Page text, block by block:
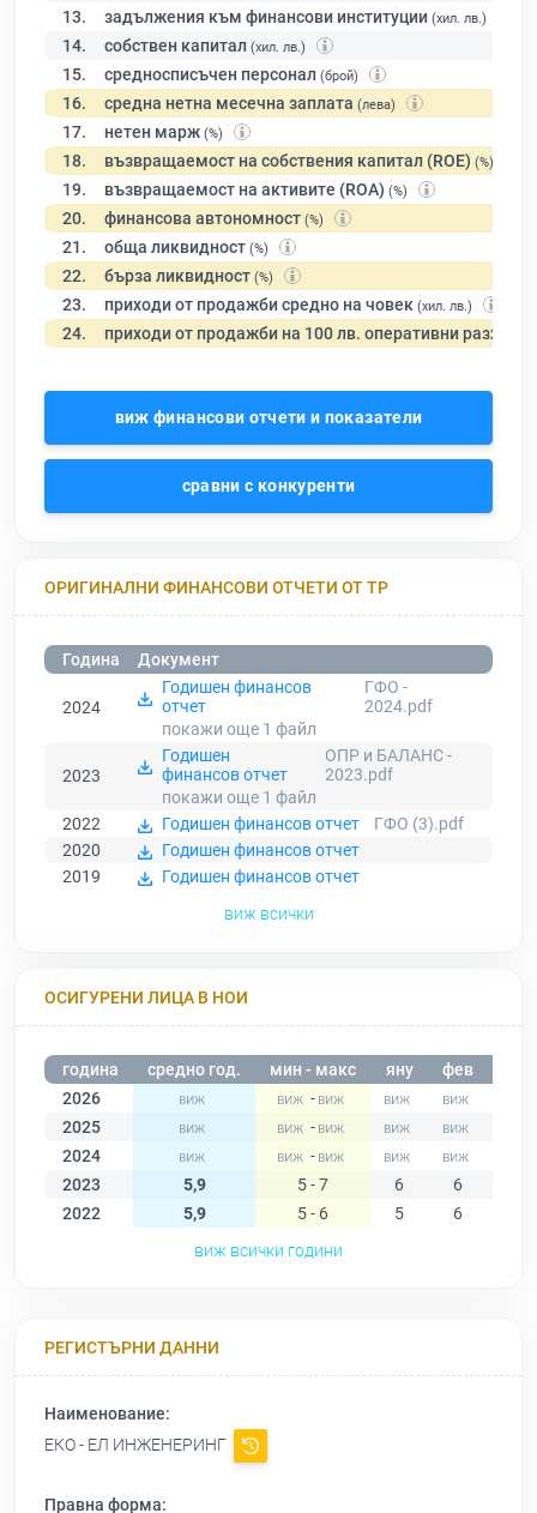
13. задължения към финансови институции (хил. лв.)
14. собствен капитал (хил. лв.)
15. средносписъчен персонал (брой)
16. средна нетна месечна заплата (лева)
17. нетен марж (%)
18. възвращаемост на собствения капитал (ROE) (%)
19. възвращаемост на активите (ROA) (%)
20. финансова автономност (%)
21. обща ликвидност (%)
22. бърза ликвидност (%)
23. приходи от продажби средно на човек (хил. лв.)
24. приходи от продажби на 100 лв. оперативни разходи
виж финансови отчети и показатели
сравни с конкуренти
ОРИГИНАЛНИ ФИНАНСОВИ ОТЧЕТИ ОТ ТР
Година Документ
2024
Годишен финансов
отчет
ГФО -
2024.pdf
покажи още 1 файл
2023
Годишен
финансов отчет
ОПР и БАЛАНС -
2023.pdf
покажи още 1 файл
2022
Годишен финансов отчет
ГФО (3).pdf
2020
Годишен финансов отчет
2019
Годишен финансов отчет
виж всички
ОСИГУРЕНИ ЛИЦА В НОИ
година средно год. мин - макс яну фев
2026
-
2025
-
2024
-
2023
5,9 5 - 7 6 6
2022
5,9 5 - 6 5 6
виж всички години
РЕГИСТЪРНИ ДАННИ
Наименование:
ЕКО - ЕЛ ИНЖЕНЕРИНГ
Правна форма: